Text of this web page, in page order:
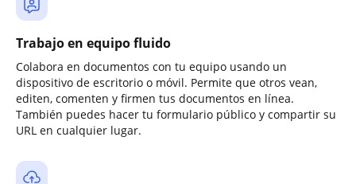
Trabajo en equipo fluido
Colabora en documentos con tu equipo usando un
dispositivo de escritorio o móvil. Permite que otros vean,
editen, comenten y firmen tus documentos en línea.
También puedes hacer tu formulario público y compartir su
URL en cualquier lugar.